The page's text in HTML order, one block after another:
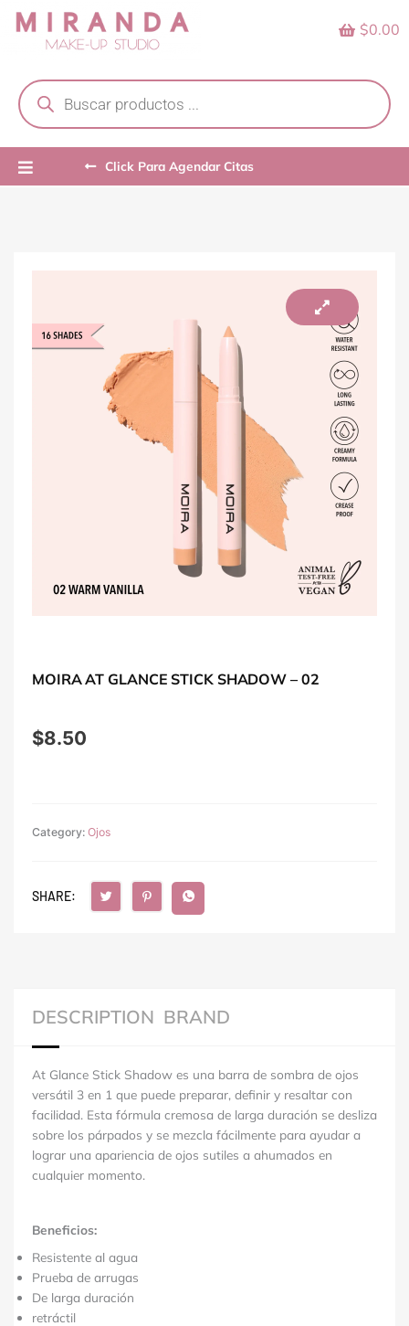
Skip
search
$0.00
Click Para Agendar Citas
MOIRA AT GLANCE STICK SHADOW – 02
$8.50
Category: Ojos
SHARE:
DESCRIPTION BRAND
At Glance Stick Shadow es una barra de sombra de ojos
versátil 3 en 1 que puede preparar, definir y resaltar con
facilidad. Esta fórmula cremosa de larga duración se desliza
sobre los párpados y se mezcla fácilmente para ayudar a
lograr una apariencia de ojos sutiles a ahumados en
cualquier momento.
Beneficios:
Resistente al agua
Prueba de arrugas
De larga duración
retráctil